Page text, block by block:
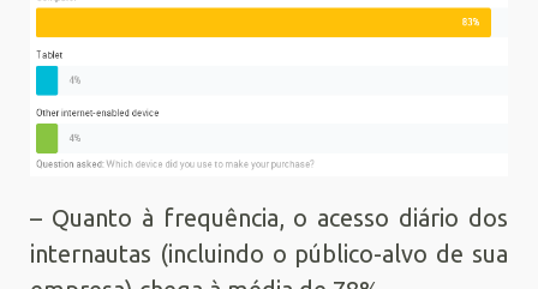
– Quanto à frequência, o acesso diário dos
internautas (incluindo o público-alvo de sua